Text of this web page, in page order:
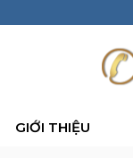
GIỚI THIỆU